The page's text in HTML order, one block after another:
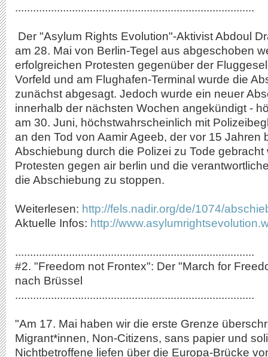
................................................................................
Der "Asylum Rights Evolution"-Aktivist Abdoul
am 28. Mai von Berlin-Tegel aus abgeschoben
erfolgreichen Protesten gegenüber der
Vorfeld und am Flughafen-Terminal wurde die
zunächst abgesagt. Jedoch wurde ein neuer
innerhalb der nächsten Wochen angekündigt -
am 30. Juni, höchstwahrscheinlich mit
an den Tod von Aamir Ageeb, der vor 15 Jahren
Abschiebung durch die Polizei zu Tode
Protesten gegen air berlin und die
die Abschiebung zu stoppen.
Weiterlesen: http://fels.nadir.org/de/1074/
Aktuelle Infos: http://
................................................................................
#2. "Freedom not Frontex": Der "March for
nach Brüssel
................................................................................
"Am 17. Mai haben wir die erste Grenze
Migrant*innen, Non-Citizens, sans papier und
Nichtbetroffene liefen über die Europa-Brücke